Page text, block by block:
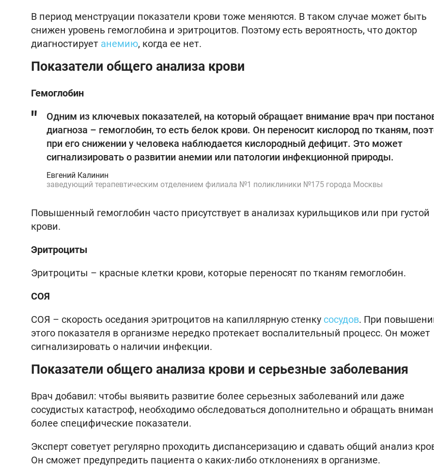
В период менструации показатели крови тоже меняются. В таком случае может быть
снижен уровень гемоглобина и эритроцитов. Поэтому есть вероятность, что доктор
диагностирует анемию, когда ее нет.
Показатели общего анализа крови
Гемоглобин
Одним из ключевых показателей, на который обращает внимание врач при
диагноза – гемоглобин, то есть белок крови. Он переносит кислород по тканям,
при его снижении у человека наблюдается кислородный дефицит. Это может
сигнализировать о развитии анемии или патологии инфекционной природы.
Евгений Калинин
заведующий терапевтическим отделением филиала №1 поликлиники №175 города Москвы
Повышенный гемоглобин часто присутствует в анализах курильщиков или при густой
крови.
Эритроциты
Эритроциты – красные клетки крови, которые переносят по тканям гемоглобин.
СОЯ
СОЯ – скорость оседания эритроцитов на капиллярную стенку сосудов. При
этого показателя в организме нередко протекает воспалительный процесс. Он может
сигнализировать о наличии инфекции.
Показатели общего анализа крови и серьезные заболевания
Врач добавил: чтобы выявить развитие более серьезных заболеваний или даже
сосудистых катастроф, необходимо обследоваться дополнительно и обращать
более специфические показатели.
Эксперт советует регулярно проходить диспансеризацию и сдавать общий анализ
Он сможет предупредить пациента о каких-либо отклонениях в организме.